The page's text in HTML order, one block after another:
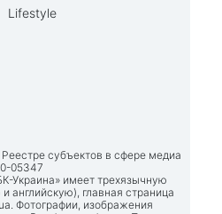
Lifestyle
субъектов в сфере медиа
05347
Украина» имеет трехязычную
английскую), главная страница
. Фотографии, изображения